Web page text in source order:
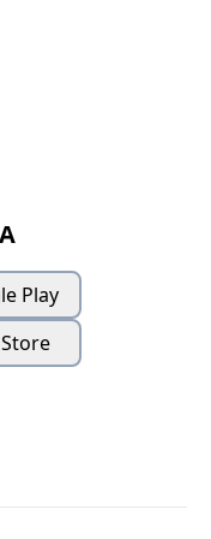
Play